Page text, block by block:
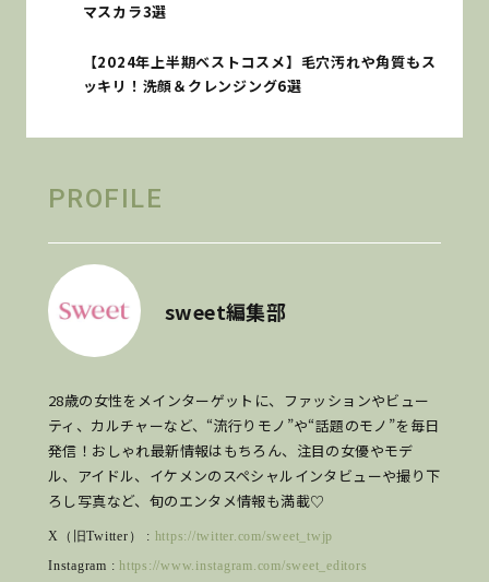
マスカラ3選
【2024年上半期ベストコスメ】毛穴汚れや角質もス
ッキリ！洗顔＆クレンジング6選
PROFILE
sweet編集部
28歳の女性をメインターゲットに、ファッションやビュー
ティ、カルチャーなど、“流行りモノ”や“話題のモノ”を毎日
発信！おしゃれ最新情報はもちろん、注目の女優やモデ
ル、アイドル、イケメンのスペシャルインタビューや撮り下
ろし写真など、旬のエンタメ情報も満載♡
X（旧Twitter） : https://twitter.com/sweet_twjp
Instagram : https://www.instagram.com/sweet_editors